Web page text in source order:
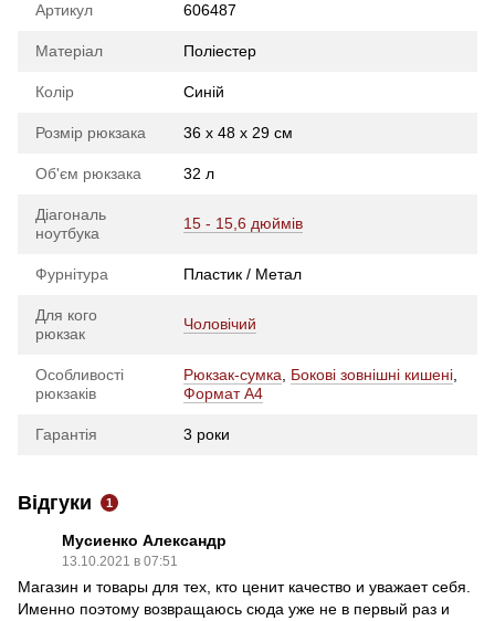
Артикул 606487
Матеріал Поліестер
Колір Синій
Розмір рюкзака 36 x 48 x 29 см
Об'єм рюкзака 32 л
Діагональ
ноутбука
15 - 15,6 дюймів
Фурнітура Пластик / Метал
Для кого
рюкзак
Чоловічий
Особливості
рюкзаків
Рюкзак-сумка, Бокові зовнішні кишені,
Формат A4
Гарантія 3 роки
Відгуки 1
Мусиенко Александр
13.10.2021 в 07:51
Магазин и товары для тех, кто ценит качество и уважает себя.
Именно поэтому возвращаюсь сюда уже не в первый раз и